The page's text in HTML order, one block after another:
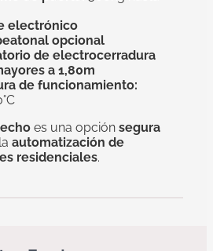
electrónico
opcional
de electrocerradura
a 1,80m
de funcionamiento:
es una opción segura
automatización de
residenciales.